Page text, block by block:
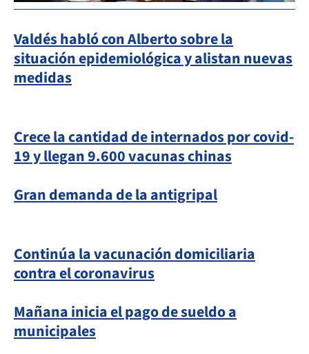
Valdés habló con Alberto sobre la
situación epidemiológica y alistan nuevas
medidas
Crece la cantidad de internados por covid-
19 y llegan 9.600 vacunas chinas
Gran demanda de la antigripal
Continúa la vacunación domiciliaria
contra el coronavirus
Mañana inicia el pago de sueldo a
municipales